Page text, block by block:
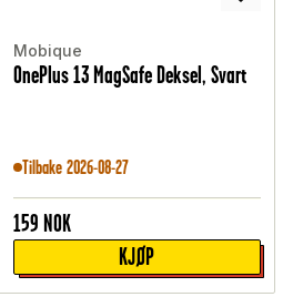
Mobique
OnePlus 13 MagSafe Deksel, Svart
Tilbake 2026-08-27
159 NOK
KJØP